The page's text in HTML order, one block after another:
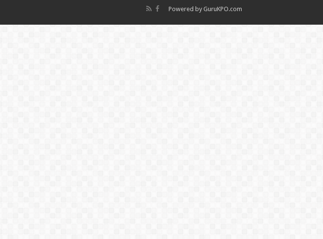
Powered by GuruKPO.com